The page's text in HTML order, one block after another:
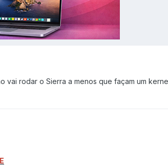
vai rodar o Sierra a menos que façam um